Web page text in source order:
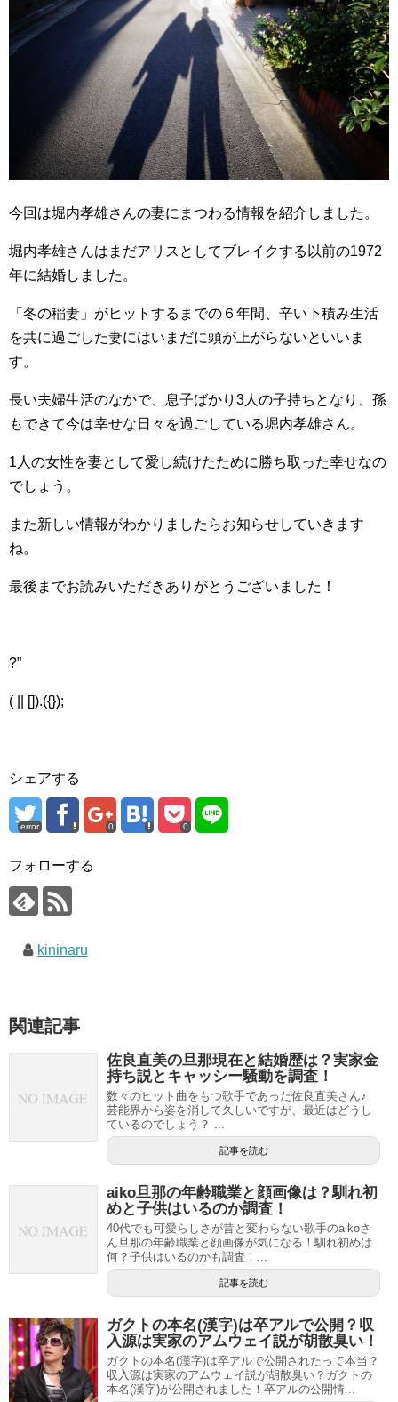
今回は堀内孝雄さんの妻にまつわる情報を紹介しました。
堀内孝雄さんはまだアリスとしてブレイクする以前の1972
年に結婚しました。
「冬の稲妻」がヒットするまでの６年間、辛い下積み生活
を共に過ごした妻にはいまだに頭が上がらないといいま
す。
長い夫婦生活のなかで、息子ばかり3人の子持ちとなり、孫
もできて今は幸せな日々を過ごしている堀内孝雄さん。
1人の女性を妻として愛し続けたために勝ち取った幸せなの
でしょう。
また新しい情報がわかりましたらお知らせしていきます
ね。
最後までお読みいただきありがとうございました！
?”
( || []).({});
シェアする
error 0 0
フォローする
kininaru
関連記事
佐良直美の旦那現在と結婚歴は？実家金
持ち説とキャッシー騒動を調査！
数々のヒット曲をもつ歌手であった佐良直美さん♪
芸能界から姿を消して久しいですが、最近はどうし
ているのでしょう？ ...
記事を読む
aiko旦那の年齢職業と顔画像は？馴れ初
めと子供はいるのか調査！
40代でも可愛らしさが昔と変わらない歌手のaikoさ
ん旦那の年齢職業と顔画像が気になる！馴れ初めは
何？子供はいるのかも調査！...
記事を読む
ガクトの本名(漢字)は卒アルで公開？収
入源は実家のアムウェイ説が胡散臭い！
ガクトの本名(漢字)は卒アルで公開されたって本当？
収入源は実家のアムウェイ説が胡散臭い？ガクトの
本名(漢字)が公開されました！卒アルの公開情...